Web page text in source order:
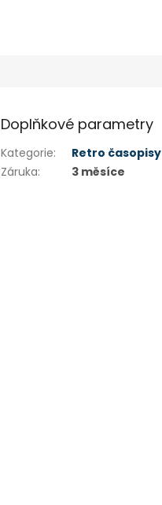
Doplňkové parametry
Kategorie:
Retro časopisy
Záruka: 3 měsíce